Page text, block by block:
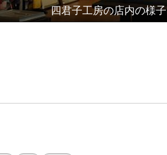
四君子工房の店内の様子